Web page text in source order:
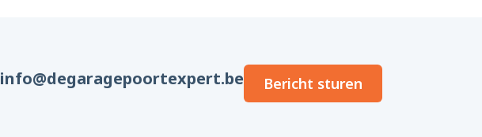
info@degaragepoortexpert.be Bericht sturen